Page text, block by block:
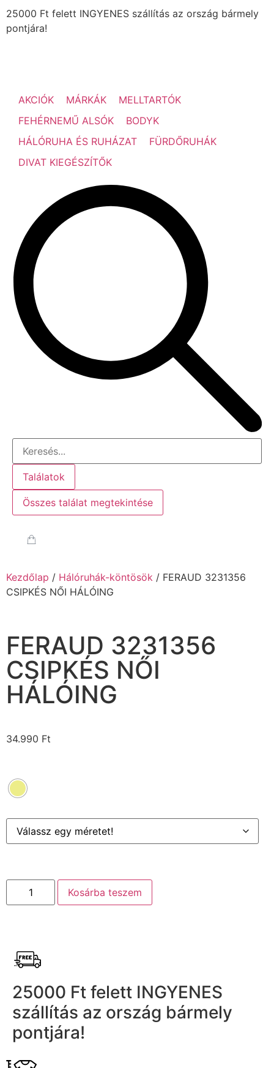
25000 Ft felett INGYENES szállítás az ország bármely
pontjára!
AKCIÓK MÁRKÁK
MELLTARTÓK
FEHÉRNEMŰ ALSÓK
BODYK
HÁLÓRUHA ÉS RUHÁZAT
FÜRDŐRUHÁK
DIVAT KIEGÉSZÍTŐK
Találatok
Összes találat megtekintése
Kezdőlap / Hálóruhák-köntösök / FERAUD 3231356
CSIPKÉS NŐI HÁLÓING
FERAUD 3231356
CSIPKÉS NŐI
HÁLÓING
34.990 Ft
Kosárba teszem
25000 Ft felett INGYENES
szállítás az ország bármely
pontjára!